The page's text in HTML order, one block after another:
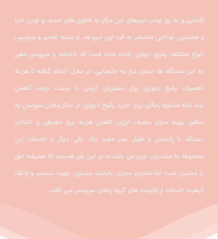
آشنایی و به روز بودن نیروهای این مرکز به فناوری های جدید و نوین دنیا
و همچنین توانایی منحصر به فرد این نیرو ها، در زمینه تعمیر و سرویس
انواع مختلف پکیج دیواری باعث شده است که خدمات و سرویس دهی
به این دستگاه ها، بدون نیاز به جابجایی، در محل انجام گرفته تا هزینه
تعمیرات پکیج دیواری برای مشتریان گرامی تا بیست درصد کاهش
یابد.ارائه مشاوره رایگان برای خرید پکیج دیواری در مرکز زنجان سرویس به
منظور بهینه سازی مصرف انرژی، کاهش هزینه برق مصرفی و انتخاب
دستگاه با راندمان و طول عمر مفید بالا، یکی دیگر از خدمات این
مجموعه به مشتریان عزیز می باشد.ما بر این باور هستیم که همیشه حق
با مشتری است لذا مشتری مداری، رضایت مشتری، بهبود مستمر و ارتقاء
کیفیت خدمات از اولویت های گروه زنجان سرویس می باشد.